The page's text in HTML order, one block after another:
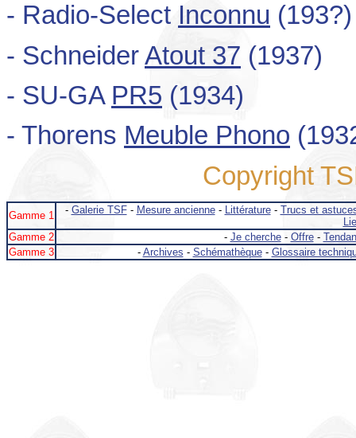
- Radio-Select Inconnu (193?)
- SchneiderAtout 37 (1937)
- SU-GA PR5 (1934)
- Thorens Meuble Phono
Copyright
Gamme 1 - Galerie TSF- Mesure ancienne- Littérature- Trucs et
Gamme 2
- Je cherche- Offre-
Gamme 3
- Archives - Schémathèque- Glossaire